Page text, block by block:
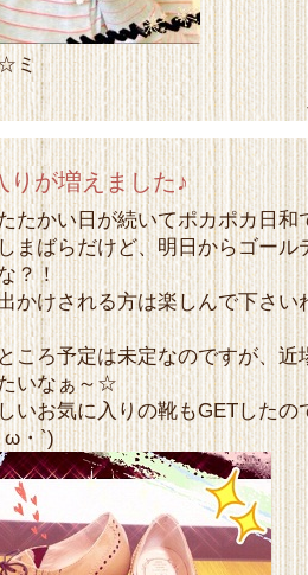
ミ
りが増えました♪
たかい日が続いてポカポカ日
まばらだけど、明日からゴール
？！
かけされる方は楽しんで下さ
ころ予定は未定なのですが、近
いなぁ～☆
いお気に入りの靴もGETしたの
ω・`)ゞ